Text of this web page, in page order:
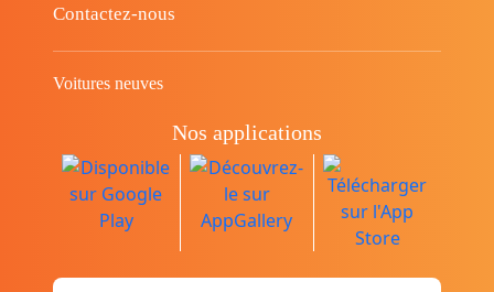
Contactez-nous
Voitures neuves
Nos applications